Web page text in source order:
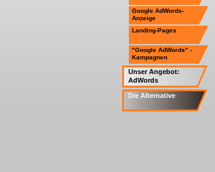
Google AdWords-
Anzeige
Landing-Pages
"Google AdWords" -
Kampagnen
Unser Angebot:
AdWords
Die Alternative